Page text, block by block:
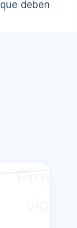
deben